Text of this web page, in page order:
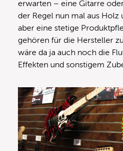
erwarten – eine Gitarre
der Regel nun mal aus Holz
aber eine stetige
gehören für die Hersteller
wäre da ja auch noch die
Effekten und sonstigem